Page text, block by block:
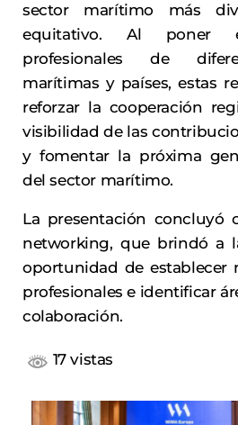
sector marítimo más
equitativo. Al poner
profesionales de
marítimas y países, estas
reforzar la cooperación
visibilidad de las
y fomentar la próxima
del sector marítimo.
La presentación concluyó
networking, que brindó a
oportunidad de establecer
profesionales e identificar
colaboración.
17 vistas